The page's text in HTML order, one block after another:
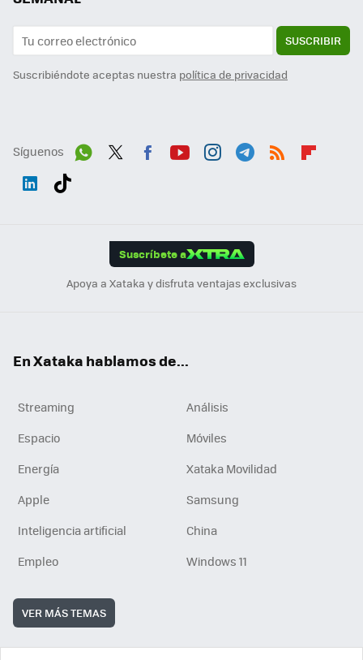
SUSCRIBIR
Suscribiéndote aceptas nuestra política de privacidad
Síguenos
Suscríbete a
Apoya a Xataka y disfruta ventajas exclusivas
En Xataka hablamos de...
Streaming
Análisis
Espacio
Móviles
Energía
Xataka Movilidad
Apple
Samsung
Inteligencia artificial
China
Empleo
Windows 11
VER MÁS TEMAS